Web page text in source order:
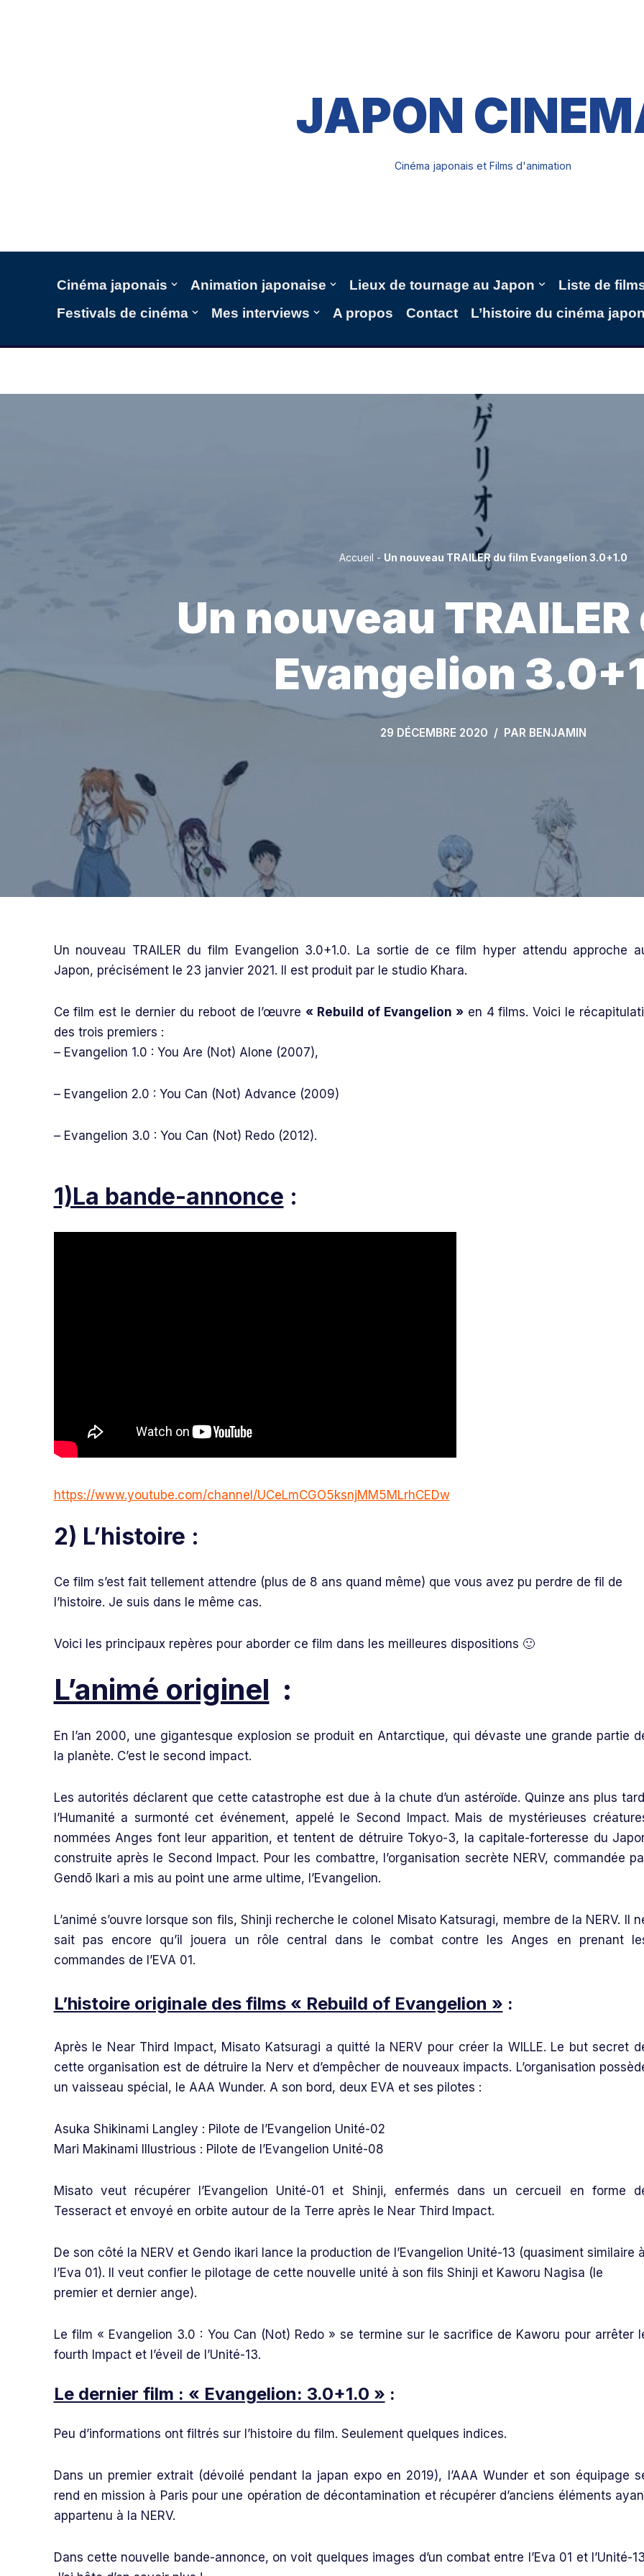
JAPON
Cinéma japonais et Films d'animation
Cinéma japonais Animation japonaise Lieux de tournage au Japon
Liste de
Festivals de cinéma
Mes interviews A propos Contact L’histoire du cinéma
Accueil - Un nouveau TRAILER du film Evangelion 3.0+1.0
Un nouveau
Evangelion
29 DÉCEMBRE 2020 PAR BENJAMIN
Un nouveau TRAILER du film Evangelion 3.0+1.0. La sortie de ce film hyper attendu approche
Japon, précisément le 23 janvier 2021. Il est produit par le studio Khara.
Ce film est le dernier du reboot de l’œuvre « Rebuild of Evangelion »en 4 films. Voici le
des trois premiers :
– Evangelion 1.0 : You Are (Not) Alone (2007),
– Evangelion 2.0 : You Can (Not) Advance (2009)
– Evangelion 3.0 : You Can (Not) Redo (2012).
1)La bande-annonce :
https://www.youtube.com/channel/UCeLmCGO5ksnjMM5MLrhCEDw
2) L’histoire :
Ce film s’est fait tellement attendre (plus de 8 ans quand même) que vous avez pu perdre de fil de
l’histoire. Je suis dans le même cas.
Voici les principaux repères pour aborder ce film dans les meilleures dispositions 🙂
L’animé originel :
En l’an 2000, une gigantesque explosion se produit en Antarctique, qui dévaste une grande partie
la planète. C’est le second impact.
Les autorités déclarent que cette catastrophe est due à la chute d’un astéroïde. Quinze ans plus
l’Humanité a surmonté cet événement, appelé le Second Impact. Mais de mystérieuses
nommées Anges font leur apparition, et tentent de détruire Tokyo-3, la capitale-forteresse du
construite après le Second Impact. Pour les combattre, l’organisation secrète NERV, commandée
Gendō Ikari a mis au point une arme ultime, l’Evangelion.
L’animé s’ouvre lorsque son fils, Shinji recherche le colonel Misato Katsuragi, membre de la NERV. Il
sait pas encore qu’il jouera un rôle central dans le combat contre les Anges en prenant
commandes de l’EVA 01.
L’histoire originale des films « Rebuild of Evangelion » :
Après le Near Third Impact, Misato Katsuragi a quitté la NERV pour créer la WILLE. Le but secret
cette organisation est de détruire la Nerv et d’empêcher de nouveaux impacts. L’organisation
un vaisseau spécial, le AAA Wunder. A son bord, deux EVA et ses pilotes :
Asuka Shikinami Langley : Pilote de l’Evangelion Unité-02
Mari Makinami Illustrious : Pilote de l’Evangelion Unité-08
Misato veut récupérer l’Evangelion Unité-01 et Shinji, enfermés dans un cercueil en forme
Tesseract et envoyé en orbite autour de la Terre après le Near Third Impact.
De son côté la NERV et Gendo ikari lance la production de l’Evangelion Unité-13 (quasiment similaire à
l’Eva 01). Il veut confier le pilotage de cette nouvelle unité à son fils Shinji et Kaworu Nagisa (le
premier et dernier ange).
Le film « Evangelion 3.0 : You Can (Not) Redo » se termine sur le sacrifice de Kaworu pour arrêter
fourth Impact et l’éveil de l’Unité-13.
Le dernier film : « Evangelion: 3.0+1.0 » :
Peu d’informations ont filtrés sur l’histoire du film. Seulement quelques indices.
Dans un premier extrait (dévoilé pendant la japan expo en 2019), l’AAA Wunder et son équipage
rend en mission à Paris pour une opération de décontamination et récupérer d’anciens éléments
appartenu à la NERV.
Dans cette nouvelle bande-annonce, on voit quelques images d’un combat entre l’Eva 01 et l’Unité-